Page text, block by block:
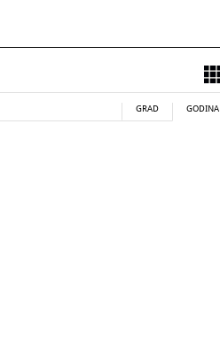
GRAD GODINA